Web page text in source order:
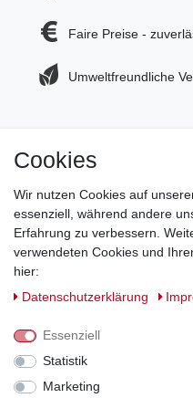
Faire Preise -
Umweltfreundliche
Jetzt zum Newsletter
Newsletter Anmeldung >
Cookies
Wir nutzen Cookies auf
essenziell, während andere
Erfahrung zu verbessern.
verwendeten Cookies und
hier:
Daten­schutz­erklärung
Essenziell
Statistik
Marketing